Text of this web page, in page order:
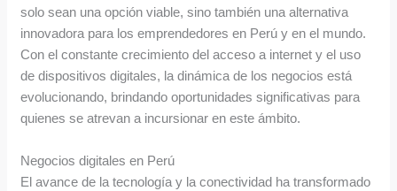
solo sean una opción viable, sino también una alternativa
innovadora para los emprendedores en Perú y en el mundo.
Con el constante crecimiento del acceso a internet y el uso
de dispositivos digitales, la dinámica de los negocios está
evolucionando, brindando oportunidades significativas para
quienes se atrevan a incursionar en este ámbito.
Negocios digitales en Perú
El avance de la tecnología y la conectividad ha transformado